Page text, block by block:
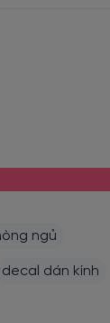
ngủ
decal dán kính